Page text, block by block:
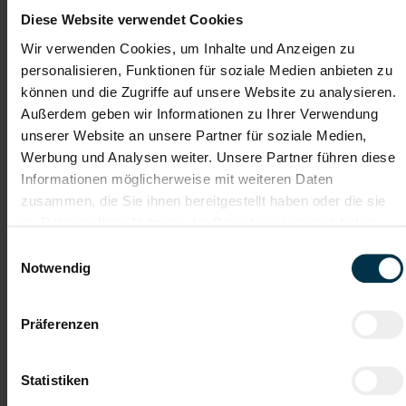
Diese Website verwendet Cookies
Wir verwenden Cookies, um Inhalte und Anzeigen zu
personalisieren, Funktionen für soziale Medien anbieten zu
können und die Zugriffe auf unsere Website zu analysieren.
Außerdem geben wir Informationen zu Ihrer Verwendung
unserer Website an unsere Partner für soziale Medien,
Werbung und Analysen weiter. Unsere Partner führen diese
Informationen möglicherweise mit weiteren Daten
zusammen, die Sie ihnen bereitgestellt haben oder die sie
Notwendig
Präferenzen
Statistiken
Unterstützung während
Bewerbungsprozesses
Gehalt
Kollektivvertraglicher Mindestlohn EUR 2.948,85 brutto pro
Monat. Überzahlung auf Grund von Qualifikation und
Berufserfahrung möglich.
Hinter jedem Erfolg steckt ein Talent.
finden, der genau den Vorstellungen, Bedürfnissen und